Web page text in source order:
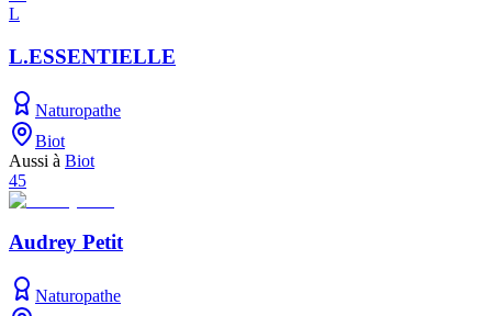
L
L.ESSENTIELLE
Naturopathe
Biot
Aussi à Biot
45
Audrey Petit
Naturopathe